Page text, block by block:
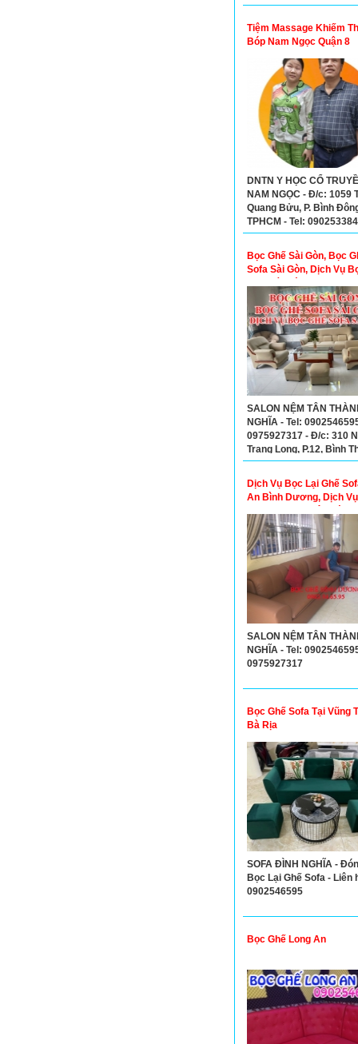
Tiệm Massage Khiếm
Bóp Nam Ngọc Quận 8
DNTN Y HỌC CỔ
NAM NGỌC - Đ/c: 1059
Quang Bửu, P. Bình
TPHCM - Tel:
Bọc Ghế Sài Gòn, Bọc
Sofa Sài Gòn, Dịch Vụ
SALON NỆM TÂN
NGHĨA - Tel:
0975927317 - Đ/c: 310
Trang Long, P.12, Bình
Dịch Vụ Bọc Lại Ghế
An Bình Dương, Dịch
Nai
SALON NỆM TÂN
NGHĨA - Tel:
0975927317
Bọc Ghế Sofa Tại Vũng
Bà Rịa
SOFA ĐÌNH NGHĨA -
Bọc Lại Ghế Sofa - Liên
0902546595
Bọc Ghế Long An